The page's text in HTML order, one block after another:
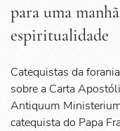
para uma
espiritualidade
Catequistas da
sobre a Carta
Antiquum
catequista do Papa